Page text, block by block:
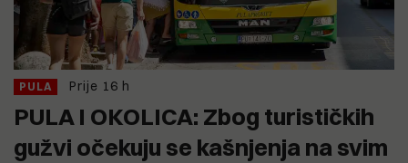
PULA Prije 16 h
PULA I OKOLICA: Zbog turističkih
gužvi očekuju se kašnjenja na svim